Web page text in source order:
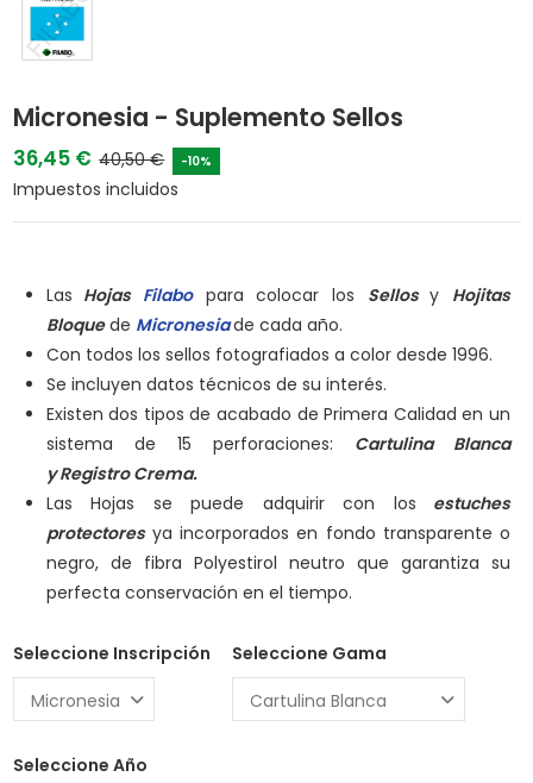
Micronesia - Suplemento Sellos
36,45 € 40,50 € -10%
Impuestos incluidos
Las Hojas Filabo para colocar los Sellos y Hojitas
Bloquede Micronesiade cada año.
Con todos los sellos fotografiados a color desde 1996.
Se incluyen datos técnicos de su interés.
Existen dos tipos de acabado de Primera Calidad en un
sistema de 15 perforaciones: Cartulina Blanca
yRegistro Crema.
Las Hojas se puede adquirir con los estuches
protectoresya incorporados en fondo transparente o
negro, de fibra Polyestirol neutro que garantiza su
perfecta conservación en el tiempo.
Seleccione Inscripción Seleccione Gama
Seleccione Año